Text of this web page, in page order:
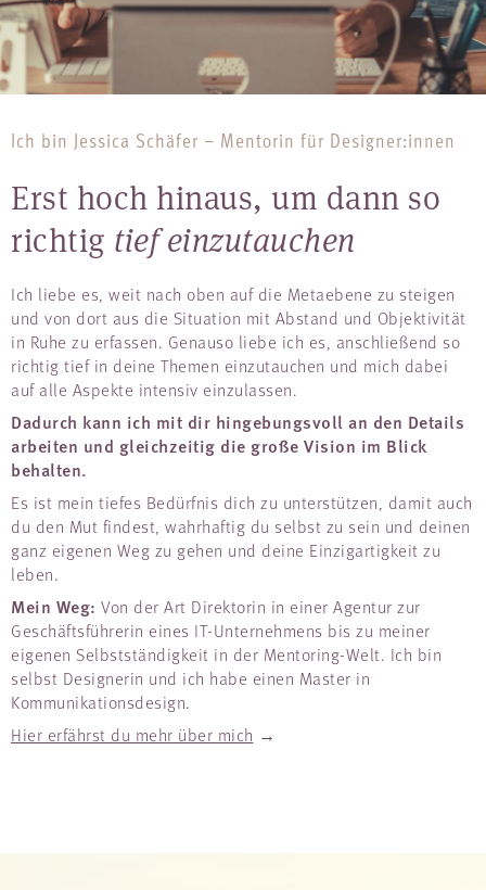
Ich bin Jessica Schäfer – Mentorin für Designer:innen
Erst hoch hinaus, um dann so
richtig tief einzutauchen
Ich liebe es, weit nach oben auf die Metaebene zu steigen
und von dort aus die Situation mit Abstand und Objektivität
in Ruhe zu erfassen. Genauso liebe ich es, anschließend so
richtig tief in deine Themen einzutauchen und mich dabei
auf alle Aspekte intensiv einzulassen.
Dadurch kann ich mit dir hingebungsvoll an den Details
arbeiten und gleichzeitig die große Vision im Blick
behalten.
Es ist mein tiefes Bedürfnis dich zu unterstützen, damit auch
du den Mut findest, wahrhaftig du selbst zu sein und deinen
ganz eigenen Weg zu gehen und deine Einzigartigkeit zu
leben.
Mein Weg: Von der Art Direktorin in einer Agentur zur
Geschäftsführerin eines IT-Unternehmens bis zu meiner
eigenen Selbstständigkeit in der Mentoring-Welt. Ich bin
selbst Designerin und ich habe einen Master in
Kommunikationsdesign.
Hier erfährst du mehr über mich →